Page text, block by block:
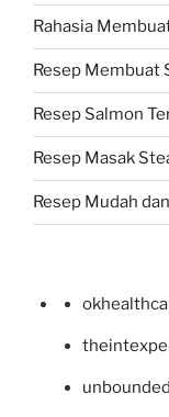
Rahasia
Resep Membuat
Resep Salmon
Resep Masak
Resep Mudah